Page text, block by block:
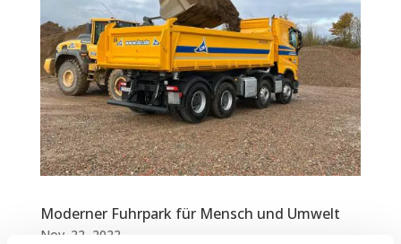
Moderner Fuhrpark für Mensch und Umwelt
Nov. 22, 2022